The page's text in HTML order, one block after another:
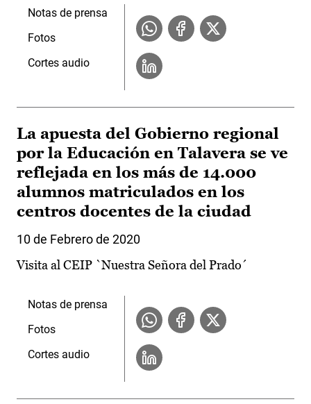
Notas de prensa
Fotos
Cortes audio
La apuesta del Gobierno regional
por la Educación en Talavera se ve
reflejada en los más de 14.000
alumnos matriculados en los
centros docentes de la ciudad
10 de Febrero de 2020
Visita al CEIP `Nuestra Señora del Prado´
Notas de prensa
Fotos
Cortes audio